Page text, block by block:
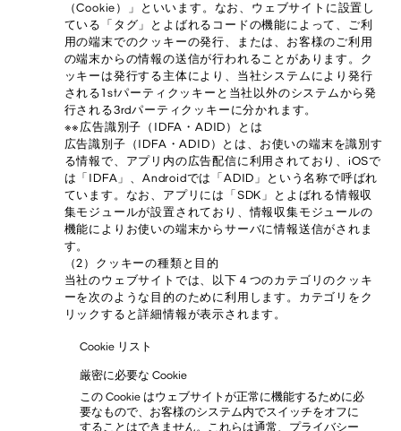
（Cookie）」といいます。なお、ウェブサイトに設置し
ている「タグ」とよばれるコードの機能によって、ご利
用の端末でのクッキーの発行、または、お客様のご利用
の端末からの情報の送信が行われることがあります。ク
ッキーは発行する主体により、当社システムにより発行
される1stパーティクッキーと当社以外のシステムから発
行される3rdパーティクッキーに分かれます。
※※広告識別子（IDFA・ADID）とは
広告識別子（IDFA・ADID）とは、お使いの端末を識別す
る情報で、アプリ内の広告配信に利用されており、iOSで
は「IDFA」、Androidでは「ADID」という名称で呼ばれ
ています。なお、アプリには「SDK」とよばれる情報収
集モジュールが設置されており、情報収集モジュールの
機能によりお使いの端末からサーバに情報送信がされま
す。
（2）クッキーの種類と目的
当社のウェブサイトでは、以下４つのカテゴリのクッキ
ーを次のような目的のために利用します。カテゴリをク
リックすると詳細情報が表示されます。
Cookie リスト
厳密に必要な Cookie
この Cookie はウェブサイトが正常に機能するために必
要なもので、お客様のシステム内でスイッチをオフに
することはできません。これらは通常、プライバシー